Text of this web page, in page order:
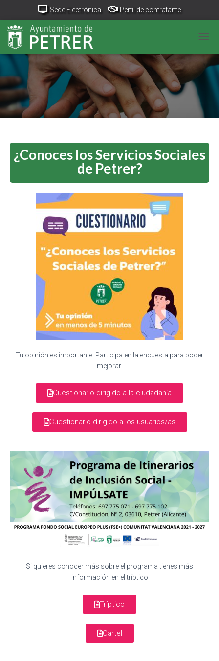
Sede Electrónica Perfil de contratante
Portal Transparencia
Canal de denuncias
¿Conoces los Servicios Sociales
de Petrer?
Tu opinión es importante. Participa en la encuesta para poder
mejorar.
Cuestionario dirigido a la ciudadanía
Cuestionario dirigido a los usuarios/as
Si quieres conocer más sobre el programa tienes más
información en el tríptico
Tríptico
Cartel